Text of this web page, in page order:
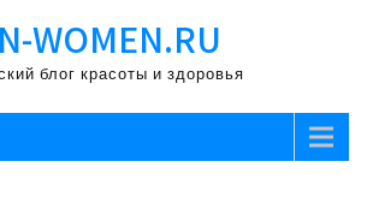
WOMEN.RU
блог красоты и здоровья